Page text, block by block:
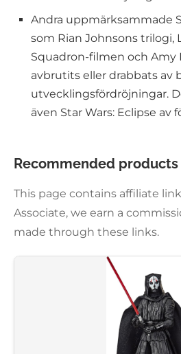
Andra uppmärksammade
som Rian Johnsons trilogi,
Squadron-filmen och Amy
avbrutits eller drabbats av
utvecklingsfördröjningar.
även Star Wars: Eclipse av
Recommended products
This page contains affiliate
Associate, we earn a
made through these links.